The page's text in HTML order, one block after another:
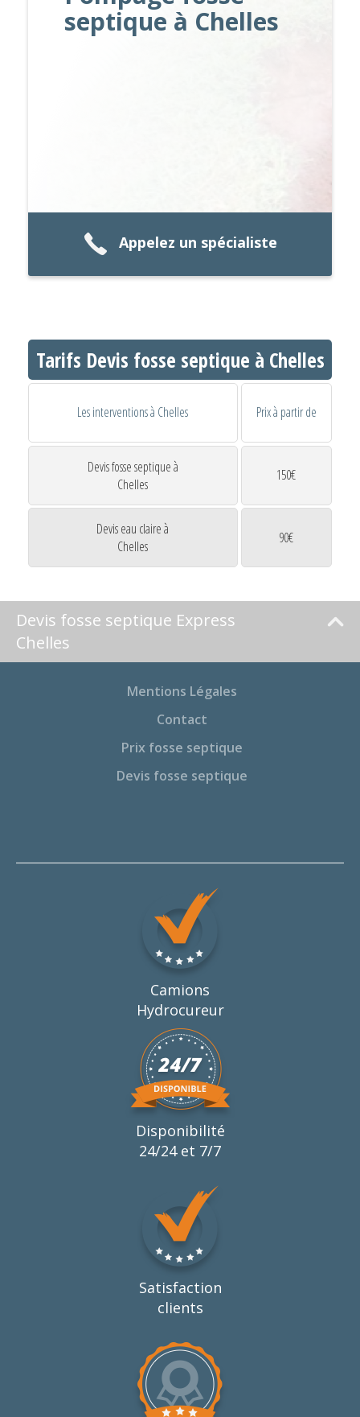
septique à Chelles
Appelez un spécialiste
Tarifs Devis fosse septique à Chelles
Les interventions à Chelles Prix à partir de
Devis fosse septique à
Chelles
150€
Devis eau claire à
Chelles
90€
Devis fosse septique Express
Chelles
Mentions Légales
Contact
Prix fosse septique
Devis fosse septique
Camions
Hydrocureur
Disponibilité
24/24 et 7/7
Satisfaction
clients